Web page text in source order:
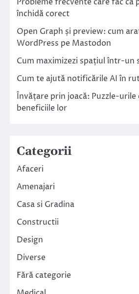
închidă corect
Open Graph și preview: cum
WordPress pe Mastodon
Cum maximizezi spațiul într-un
Cum te ajută notificările AI în
Învățare prin joacă: Puzzle-urile
beneficiile lor
Categorii
Afaceri
Amenajari
Casa si Gradina
Constructii
Design
Diverse
Fără categorie